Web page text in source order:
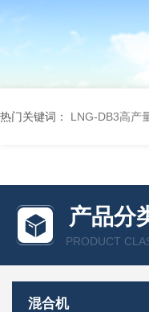
热门关键词： LNG-DB3高产
产品分
PRODUCT
混合机